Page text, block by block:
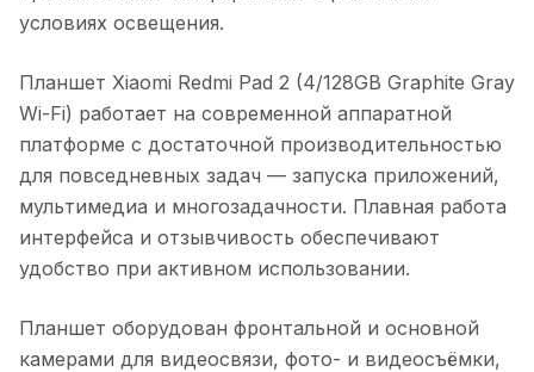
условиях освещения.
Планшет Xiaomi Redmi Pad 2 (4/128GB Graphite Gray
Wi-Fi) работает на современной аппаратной
платформе с достаточной производительностью
для повседневных задач — запуска приложений,
мультимедиа и многозадачности. Плавная работа
интерфейса и отзывчивость обеспечивают
удобство при активном использовании.
Планшет оборудован фронтальной и основной
камерами для видеосвязи, фото- и видеосъёмки,